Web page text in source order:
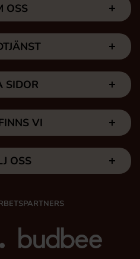
OSS
SIDOR
VI
OSS